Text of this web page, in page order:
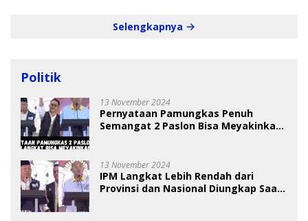
Selengkapnya
Politik
13 November 2024
Pernyataan Pamungkas Penuh
Semangat 2 Paslon Bisa Meyakinkan
13 November 2024
IPM Langkat Lebih Rendah dari
Provinsi dan Nasional Diungkap Saat